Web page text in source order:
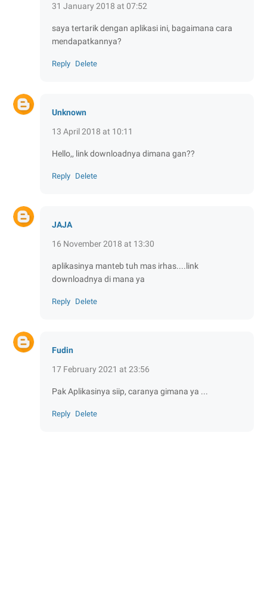
31 January 2018 at 07:52
saya tertarik dengan aplikasi ini, bagaimana cara
mendapatkannya?
Reply Delete
Unknown
13 April 2018 at 10:11
Hello,, link downloadnya dimana gan??
Reply Delete
JAJA
16 November 2018 at 13:30
aplikasinya manteb tuh mas irhas....link
downloadnya di mana ya
Reply Delete
Fudin
17 February 2021 at 23:56
Pak Aplikasinya siip, caranya gimana ya ...
Reply Delete